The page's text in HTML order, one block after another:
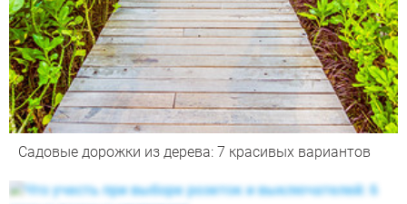
Садовые дорожки из дерева: 7 красивых вариантов